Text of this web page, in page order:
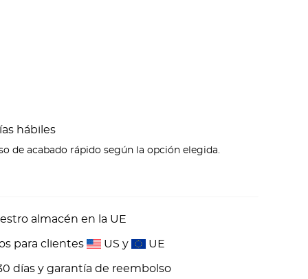
hábiles
de acabado rápido según la opción elegida.
almacén en la UE
para clientes US y UE
días y garantía de reembolso